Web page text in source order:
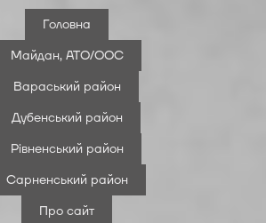
Головна
Майдан, АТО/ООС
Вараський район
Дубенський район
Рівненський район
Сарненський район
Про сайт